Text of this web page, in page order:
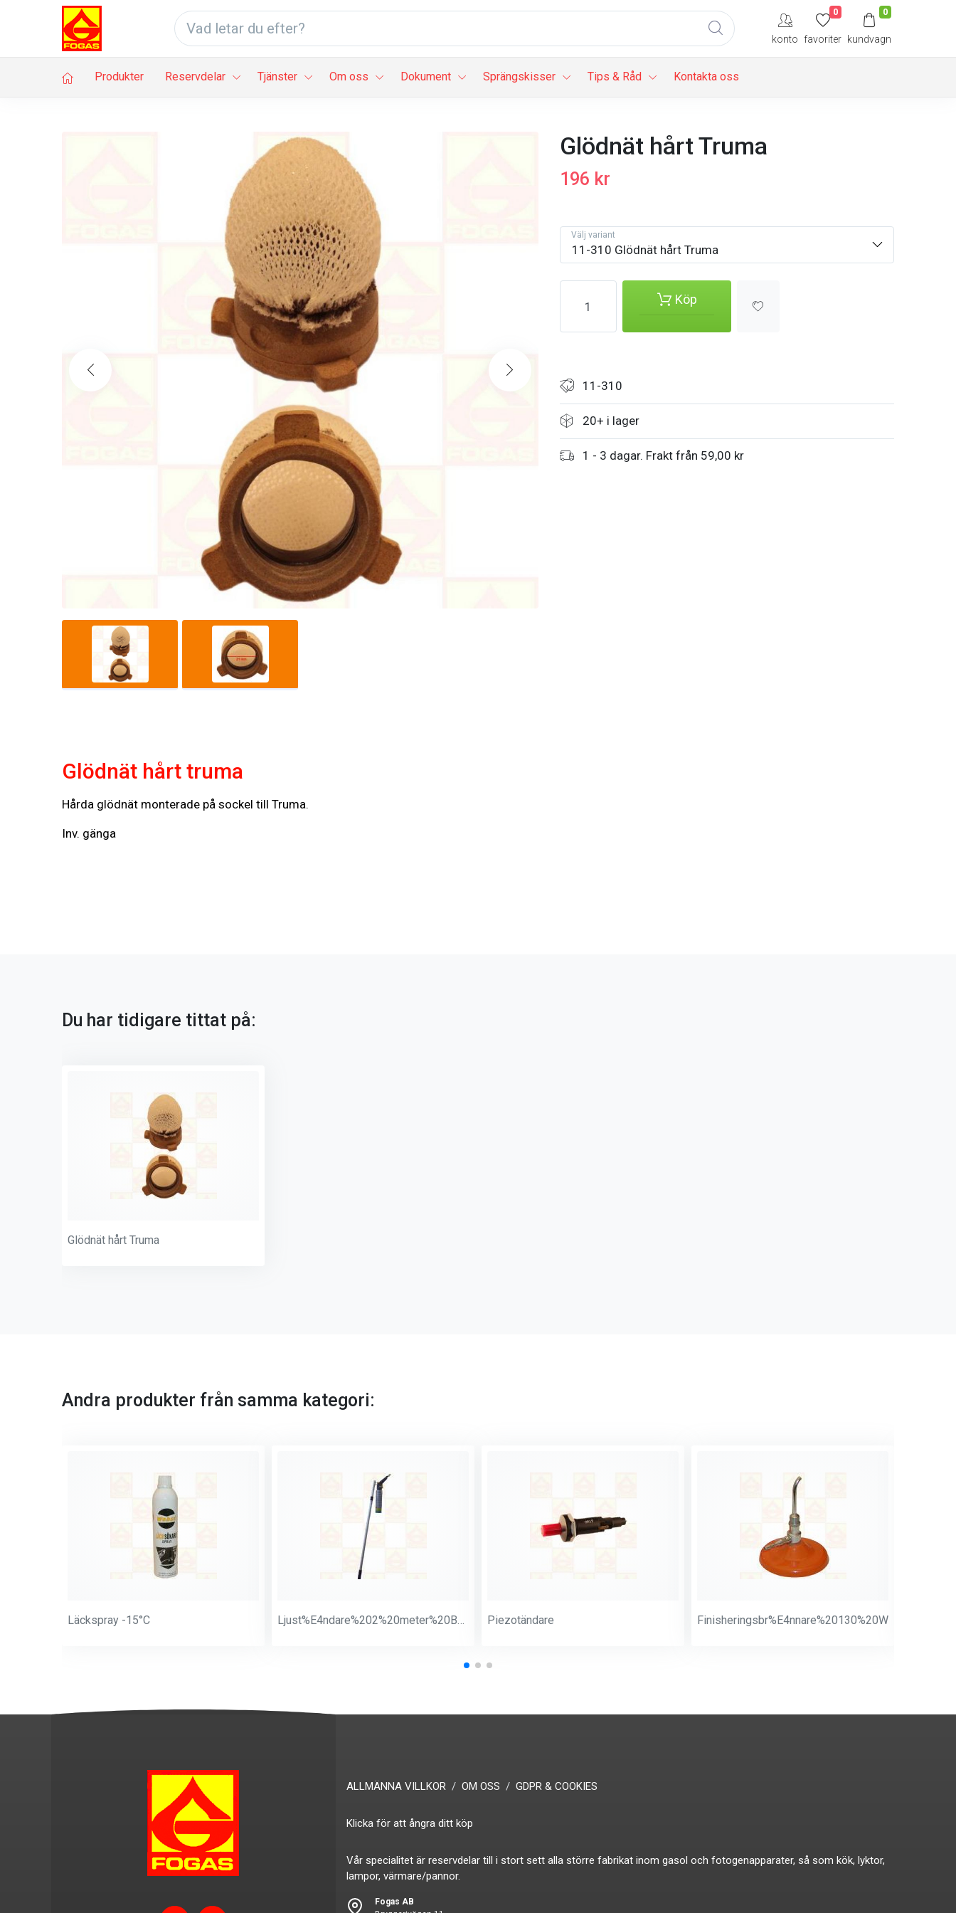
konto
0
favoriter
0
kundvagn
Produkter Reservdelar Tjänster Om oss Dokument Sprängskisser Tips & Råd Kontakta oss
Glödnät hårt Truma
196 kr
11-310 Glödnät hårt Truma
Välj variant
Köp
11-310
20+ i lager
1 - 3 dagar. Frakt från 59,00 kr
Glödnät hårt truma
Hårda glödnät monterade på sockel till Truma.
Inv. gänga
Du har tidigare tittat på:
Glödnät hårt Truma
Andra produkter från samma kategori:
Läckspray -15°C Ljust%E4ndare%202%20meter%20Butan Piezotändare Finisheringsbr%E4nnare%20130%20W
ALLMÄNNA VILLKOR OM OSS GDPR & COOKIES
Klicka för att ångra ditt köp
Vår specialitet är reservdelar till i stort sett alla större fabrikat inom gasol och fotogenapparater, så som kök, lyktor,
lampor, värmare/pannor.
Fogas AB